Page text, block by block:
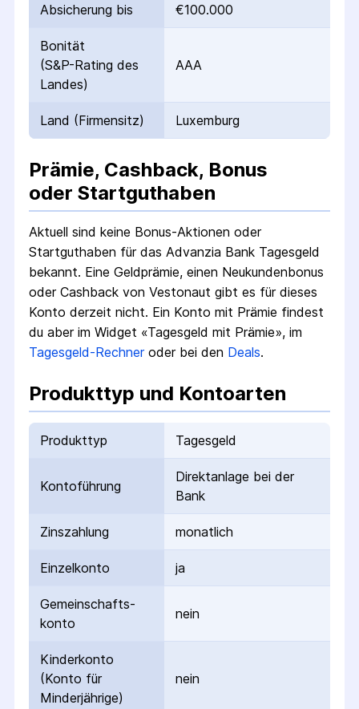
Absicherung bis €100.000
Bonität
(S&P-Rating des
Landes)
AAA
Land (Firmensitz) Luxemburg
Prämie, Cashback, Bonus
oder Startguthaben
Aktuell sind keine Bonus-Aktionen oder
Startguthaben für das Advanzia Bank Tagesgeld
bekannt. Eine Geldprämie, einen Neukundenbonus
oder Cashback von Vestonaut gibt es für dieses
Konto derzeit nicht. Ein Konto mit Prämie findest
du aber im Widget «Tagesgeld mit Prämie», im
Tagesgeld-Rechneroder bei den Deals.
Produkttyp und Kontoarten
Produkttyp Tagesgeld
Kontoführung
Direktanlage bei der
Bank
Zinszahlung monatlich
Einzelkonto ja
Gemeinschafts­
konto
nein
Kinderkonto
(Konto für
Minderjährige)
nein